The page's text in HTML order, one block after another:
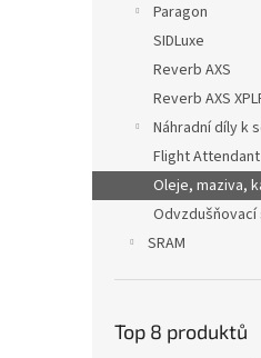
Paragon
SIDLuxe
Reverb AXS
Reverb AXS
Náhradní díly k
Flight Attendant
Oleje, maziva,
Odvzdušňovací
SRAM
Top 8 produktů